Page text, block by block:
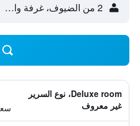
2 من الضيوف، غرفة واحدة
Deluxe room، نوع السرير
غير معروف